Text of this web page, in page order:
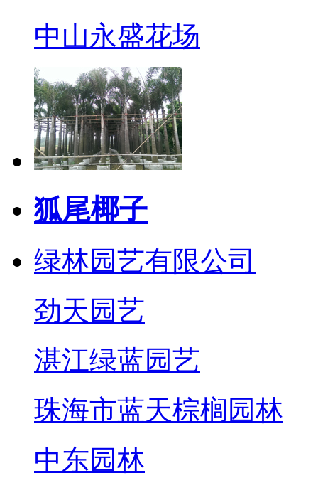
中山永盛花场
狐尾椰子
绿林园艺有限公司
劲天园艺
湛江绿蓝园艺
珠海市蓝天棕榈园林
中东园林